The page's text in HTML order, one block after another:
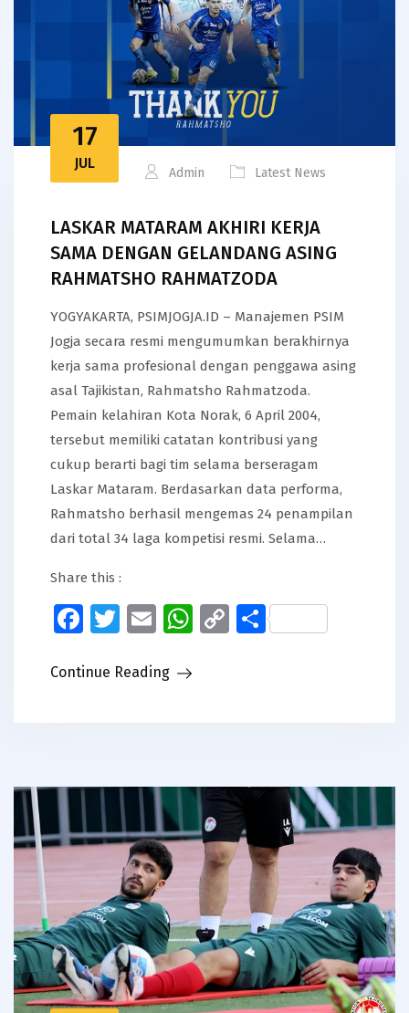
17
JUL
Admin Latest News
LASKAR MATARAM AKHIRI KERJA
SAMA DENGAN GELANDANG ASING
RAHMATSHO RAHMATZODA
YOGYAKARTA, PSIMJOGJA.ID – Manajemen PSIM
Jogja secara resmi mengumumkan berakhirnya
kerja sama profesional dengan penggawa asing
asal Tajikistan, Rahmatsho Rahmatzoda.
Pemain kelahiran Kota Norak, 6 April 2004,
tersebut memiliki catatan kontribusi yang
cukup berarti bagi tim selama berseragam
Laskar Mataram. Berdasarkan data performa,
Rahmatsho berhasil mengemas 24 penampilan
dari total 34 laga kompetisi resmi. Selama…
Share this :
Facebook
Twitter
EmailWhatsApp
CopyShare
Continue Reading